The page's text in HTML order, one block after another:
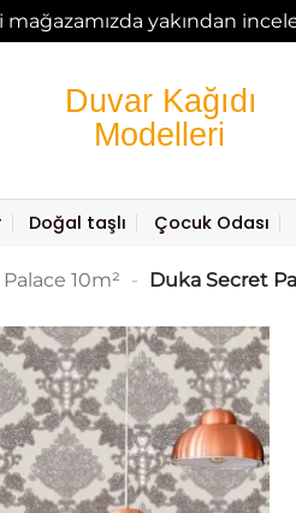
yakından
Doğal taşlı Çocuk Odası
10m² - Duka Secret